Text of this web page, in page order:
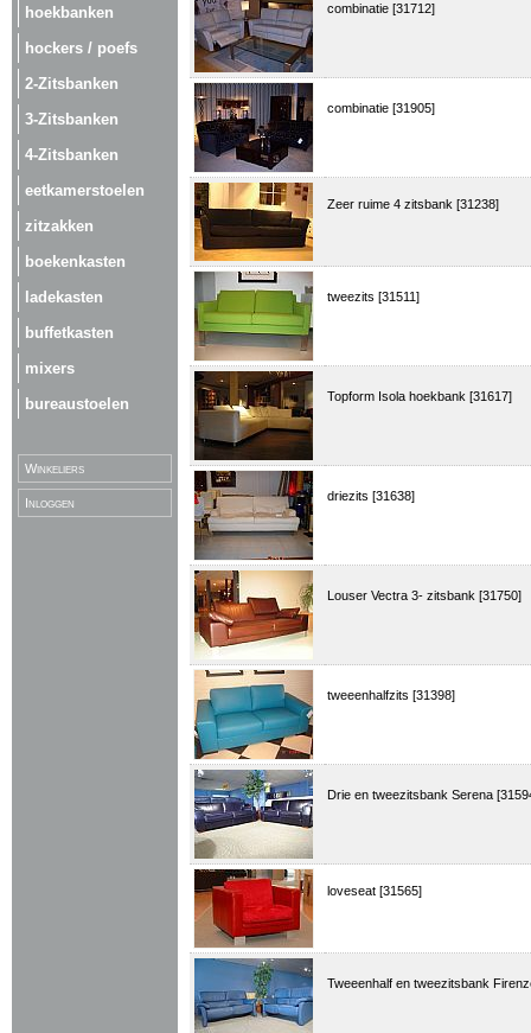
hoekbanken
hockers / poefs
2-Zitsbanken
3-Zitsbanken
4-Zitsbanken
eetkamerstoelen
zitzakken
boekenkasten
ladekasten
buffetkasten
mixers
bureaustoelen
Winkeliers
Inloggen
combinatie [31712]
combinatie [31905]
Zeer ruime 4 zitsbank [31238]
tweezits [31511]
Topform Isola hoekbank [31617]
driezits [31638]
Louser Vectra 3- zitsbank [31750]
tweeenhalfzits [31398]
Drie en tweezitsbank Serena
loveseat [31565]
Tweeenhalf en tweezitsbank